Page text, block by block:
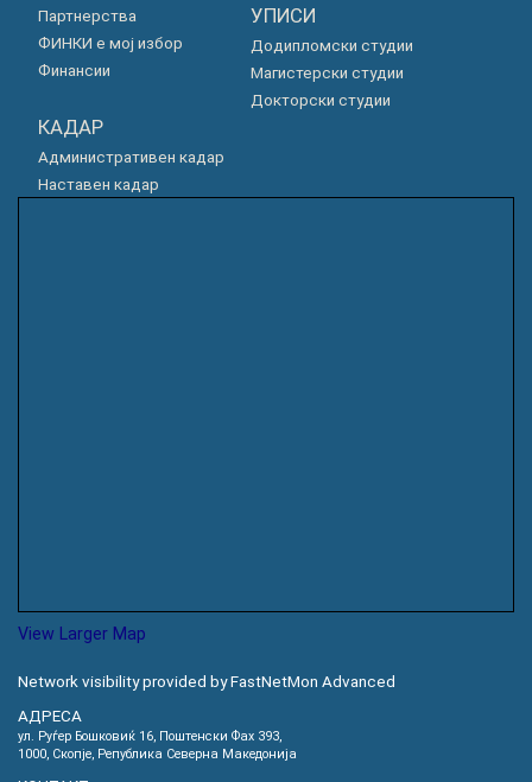
Партнерства
ФИНКИ е мој избор
Финансии
УПИСИ
Додипломски студии
Магистерски студии
Докторски студии
КАДАР
Административен кадар
Наставен кадар
View Larger Map
Network visibility provided by FastNetMon Advanced
АДРЕСА
ул. Руѓер Бошковиќ 16, Пoштенски Фах 393,
1000, Скопје, Република Северна Македонија